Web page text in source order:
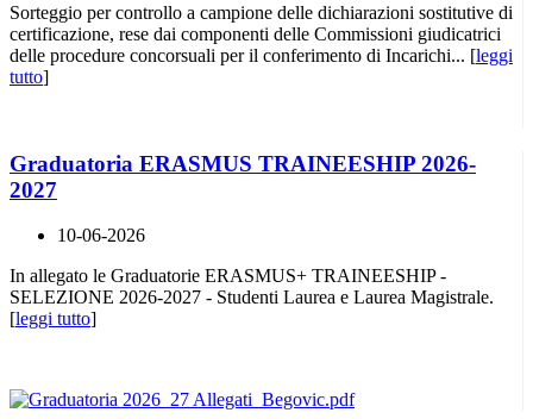
Sorteggio per controllo a campione delle dichiarazioni sostitutive di
certificazione, rese dai componenti delle Commissioni giudicatrici
delle procedure concorsuali per il conferimento di Incarichi... [leggi
tutto]
Graduatoria ERASMUS TRAINEESHIP 2026-
2027
10-06-2026
In allegato le Graduatorie ERASMUS+ TRAINEESHIP -
SELEZIONE 2026-2027 - Studenti Laurea e Laurea Magistrale.
[leggi tutto]